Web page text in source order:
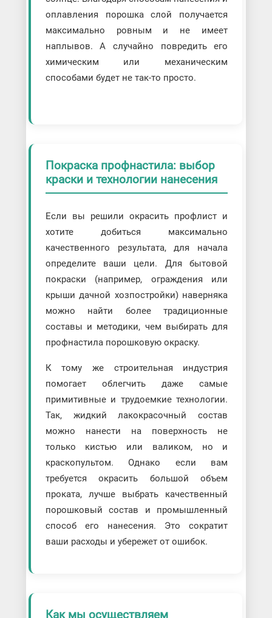
оплавления порошка слой получается
максимально ровным и не имеет
наплывов. А случайно повредить его
химическим или механическим
способами будет не так-то просто.
Покраска профнастила: выбор
краски и технологии нанесения
Если вы решили окрасить профлист и
хотите добиться максимально
качественного результата, для начала
определите ваши цели. Для бытовой
покраски (например, ограждения или
крыши дачной хозпостройки) наверняка
можно найти более традиционные
составы и методики, чем выбирать для
профнастила порошковую окраску.
К тому же строительная индустрия
помогает облегчить даже самые
примитивные и трудоемкие технологии.
Так, жидкий лакокрасочный состав
можно нанести на поверхность не
только кистью или валиком, но и
краскопультом. Однако если вам
требуется окрасить большой объем
проката, лучше выбрать качественный
порошковый состав и промышленный
способ его нанесения. Это сократит
ваши расходы и убережет от ошибок.
Как мы осуществляем